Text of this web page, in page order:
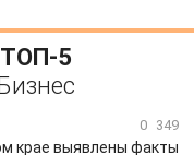
ТОП-5
0 349
крае выявлены факты